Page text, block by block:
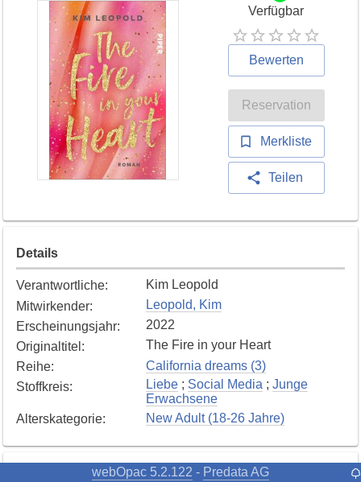
Verfügbar
Bewerten
Reservation
Merkliste
Teilen
Details
Verantwortliche:
Kim Leopold
Mitwirkender:
Leopold, Kim
Erscheinungsjahr:
2022
Originaltitel :
The Fire in your Heart
Reihe:
California dreams (3)
Stoffkreis: Liebe ; Social Media ; Junge
Erwachsene
Alterskategorie: New Adult (18-26 Jahre)
webOpac 5.2.122 - Predata AG